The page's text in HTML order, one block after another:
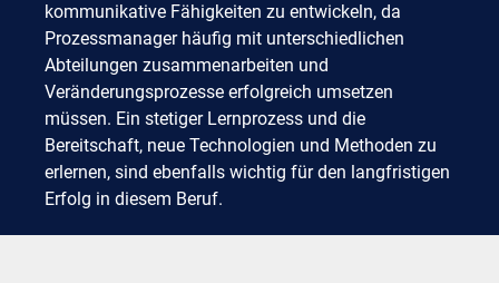
kommunikative Fähigkeiten zu entwickeln, da
Prozessmanager häufig mit unterschiedlichen
Abteilungen zusammenarbeiten und
Veränderungsprozesse erfolgreich umsetzen
müssen. Ein stetiger Lernprozess und die
Bereitschaft, neue Technologien und Methoden zu
erlernen, sind ebenfalls wichtig für den langfristigen
Erfolg in diesem Beruf.